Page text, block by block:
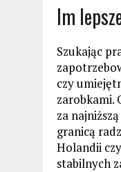
Im
Szukając
czy
zarobkami.
za
granicą
Holandii
stabilnych